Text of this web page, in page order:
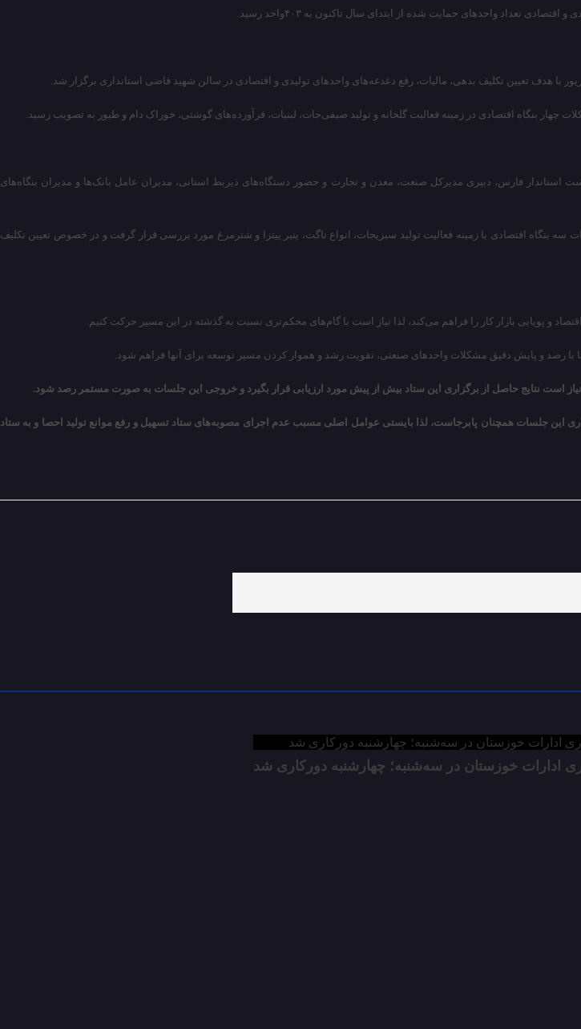
با هدف تعیین تکلیف بدهی، مالیات، رفع دغدغه‌های واحدهای تولیدی و اقتصادی در سالن شهید قاضی استانداری برگزار شد.
تسهیل و رفع موانع تولید هم در هفته پایانی تابستان یعنی ۲۷ شهریورماه به ریاست استاندار فارس، دبیری مدیرکل صنعت، معدن و تجارت و حضور دستگاه‌های ذیربط استانی، مدیران عامل بانک‌ها و مدیران بنگاه‌های
موضوعات سه بنگاه اقتصادی با زمینه فعالیت تولید سبزیجات، انواع ناگت، پنیر پیتزا و شترمرغ مورد بررسی قرار گرفت و در خصوص تعیین تکلیف
و پویایی بازار کار را فراهم می‌کند، لذا نیاز است با گام‌های محکم‌تری نسبت به گذشته در این مسیر حرکت کنیم.
با رصد و پایش دقیق مشکلات واحدهای صنعتی، تقویت رشد و هموار کردن مسیر توسعه برای آنها فراهم شود.
است نتایج حاصل از برگزاری این ستاد بیش از پیش مورد ارزیابی قرار بگیرد و خروجی این جلسات به صورت مستمر رصد شود.
این جلسات همچنان پابرجاست، لذا بایستی عوامل اصلی مسبب عدم اجرای مصوبه‌های ستاد تسهیل و رفع موانع تولید احصا و به ستاد
خوزستان در سه‌شنبه؛ چهارشنبه دورکاری شد